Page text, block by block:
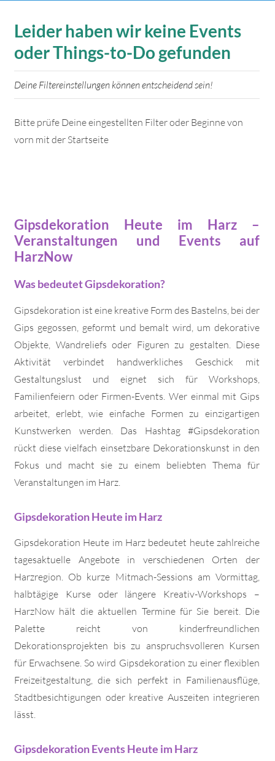
Leider haben wir keine Events
oder Things-to-Do gefunden
Deine Filtereinstellungen können entscheidend sein!
Bitte prüfe Deine eingestellten Filter oder Beginne von
vorn mit der Startseite
Gipsdekoration Heute im Harz –
Veranstaltungen und Events auf
HarzNow
Was bedeutet Gipsdekoration?
Gipsdekoration ist eine kreative Form des Bastelns, bei der
Gips gegossen, geformt und bemalt wird, um dekorative
Objekte, Wandreliefs oder Figuren zu gestalten. Diese
Aktivität verbindet handwerkliches Geschick mit
Gestaltungslust und eignet sich für Workshops,
Familienfeiern oder Firmen-Events. Wer einmal mit Gips
arbeitet, erlebt, wie einfache Formen zu einzigartigen
Kunstwerken werden. Das Hashtag #Gipsdekoration
rückt diese vielfach einsetzbare Dekorationskunst in den
Fokus und macht sie zu einem beliebten Thema für
Veranstaltungen im Harz.
Gipsdekoration Heute im Harz
Gipsdekoration Heute im Harz bedeutet heute zahlreiche
tagesaktuelle Angebote in verschiedenen Orten der
Harzregion. Ob kurze Mitmach-Sessions am Vormittag,
halbtägige Kurse oder längere Kreativ-Workshops –
HarzNow hält die aktuellen Termine für Sie bereit. Die
Palette reicht von kinderfreundlichen
Dekorationsprojekten bis zu anspruchsvolleren Kursen
für Erwachsene. So wird Gipsdekoration zu einer flexiblen
Freizeitgestaltung, die sich perfekt in Familienausflüge,
Stadtbesichtigungen oder kreative Auszeiten integrieren
lässt.
Gipsdekoration Events Heute im Harz